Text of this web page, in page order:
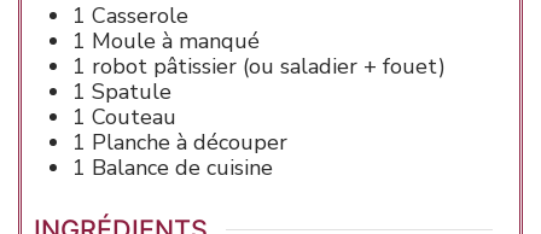
1 Casserole
1 Moule à manqué
1 robot pâtissier (ou saladier + fouet)
1 Spatule
1 Couteau
1 Planche à découper
1 Balance de cuisine